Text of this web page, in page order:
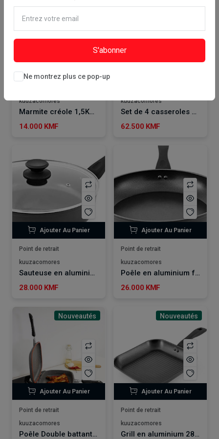
S'abonner
Ne montrez plus ce pop-up
kuuzacomores
Marmite créole 1,5KG "Bonfoché" 26cm
14.000 KMF
kuuzacomores
Set de 4 casseroles ROYALFORD
62.500 KMF
Ajouter Au Panier
Point de retrait
kuuzacomores
Sauteuse en aluminium 28cm KITCHENCOOK
28.000 KMF
Ajouter Au Panier
Point de retrait
kuuzacomores
Poêle en aluminium forgé 32cm KITCHENCOOK
26.000 KMF
Nouveautés
Ajouter Au Panier
Point de retrait
kuuzacomores
Poêle Double battant 36 cm ROYALFORD
Nouveautés
Ajouter Au Panier
Point de retrait
kuuzacomores
Grill en aluminium 28cm Kitchencook